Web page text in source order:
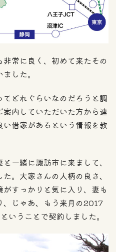
常に良く、初めて来たその
した。
どれぐらいなのだろうと調
内していただいた方から連
借家があるという情報を教
一緒に諏訪市に来まして、
。大家さんの人柄の良さ、
すっかりと気に入り、妻も
、じゃあ、もう来月の2017
いうことで契約しました。